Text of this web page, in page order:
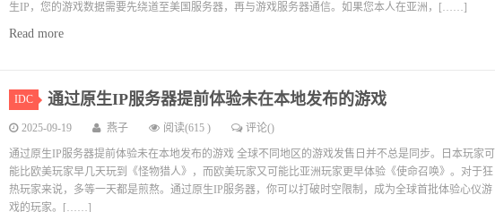
生IP，您的游戏数据需要先绕道至美国服务器，再与游戏服务器通信。如果您本人在亚洲，[……]
Read more
IDC 通过原生IP服务器提前体验未在本地发布的游戏
2025-09-19 燕子 阅读(615 ) 评论()
通过原生IP服务器提前体验未在本地发布的游戏 全球不同地区的游戏发售日并不总是同步。日本玩家可
能比欧美玩家早几天玩到《怪物猎人》，而欧美玩家又可能比亚洲玩家更早体验《使命召唤》。对于狂
热玩家来说，多等一天都是煎熬。通过原生IP服务器，你可以打破时空限制，成为全球首批体验心仪游
戏的玩家。[……]